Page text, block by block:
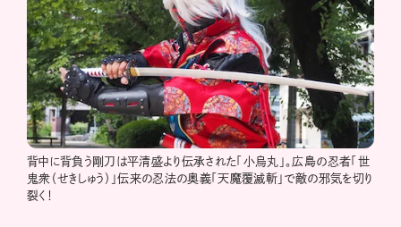
背中に背負う剛刀は平清盛より伝承された「小烏丸」。広島の忍者「世
鬼衆（せきしゅう）」伝来の忍法の奥義「天魔覆滅斬」で敵の邪気を切り
裂く！